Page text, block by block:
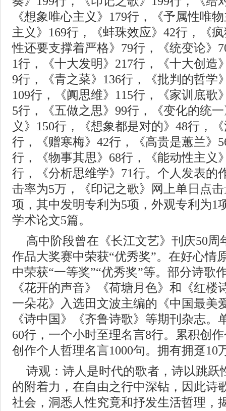
《想象唯心主义》179行，《予属性唯
主义》169行，《蚌珠效应》42行，《
性还要支撑着严格》79行，《统变论》
1行，《十大发明》217行，《十大创造
9行，《青之菜》136行，《批判的哲学
109行，《阗思维》115行，《家训底歌
5行，《五做之思》99行，《变化的统
义》150行，《想象都是对的》48行，
行，《赠寒梅》42行，《高贵是蕙兰》
行，《物事其思》68行，《能动性主义
行，《分析思维学》71行。个人发表的
击率为5万，《印记之歌》网上单日点
项，其中发明专利为5项，外观专利为1
学术论文5篇。
高中阶段曾在《长江文艺》刊庆50周
作品大奖赛中荣获“优秀奖”。在好心情
中荣获“一等奖”“优秀奖”等。部分诗歌
《花开的声音》《荷塘月色》和《红楼
一朵花》入选田文波主编的《中国最美
《诗中国》《齐鲁诗歌》等期刊杂志。
60行，一个小时至理名言8行。累积创
创作个人哲理名言1000句。拥有拥趸10
诗观：诗人是时代的歌者，诗以跳跃
的附着力，在自由之行中深钻，因此诗
社会，洞悉人性究竟和抒发生活哲理，